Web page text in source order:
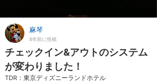
麻琴
8年前に投稿
チェックイン&アウトのシステム
が変わりました！
TDR：東京ディズニーランドホテル